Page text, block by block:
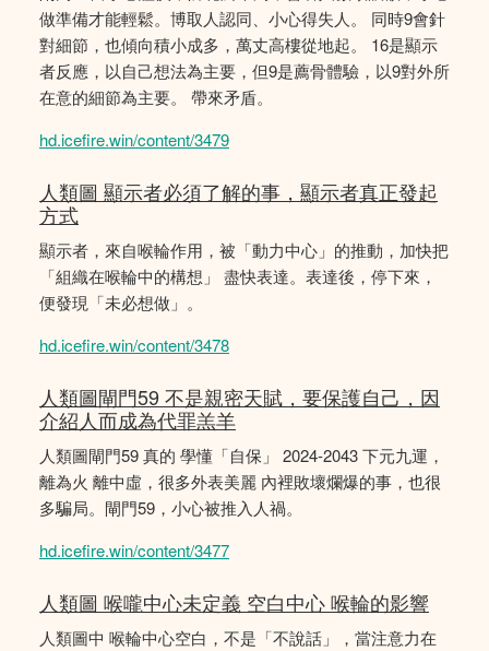
做準備才能輕鬆。博取人認同、小心得失人。 同時9會針
對細節，也傾向積小成多，萬丈高樓從地起。 16是顯示
者反應，以自己想法為主要，但9是薦骨體驗，以9對外所
在意的細節為主要。 帶來矛盾。
hd.icefire.win/content/3479
人類圖 顯示者必須了解的事，顯示者真正發起
方式
顯示者，來自喉輪作用，被「動力中心」的推動，加快把
「組織在喉輪中的構想」 盡快表達。表達後，停下來，
便發現「未必想做」。
hd.icefire.win/content/3478
人類圖閘門59 不是親密天賦，要保護自己，因
介紹人而成為代罪羔羊
人類圖閘門59 真的 學懂「自保」 2024-2043 下元九運，
離為火 離中虛，很多外表美麗 內裡敗壞爛爆的事，也很
多騙局。閘門59，小心被推入人禍。
hd.icefire.win/content/3477
人類圖 喉嚨中心未定義 空白中心 喉輪的影響
人類圖中 喉輪中心空白，不是「不說話」，當注意力在